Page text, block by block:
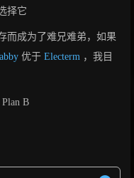
择它
而成为了难兄难弟，如果
优于 Electerm ，我目
B